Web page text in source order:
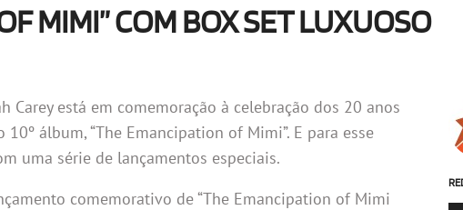
MIMI” COM BOX SET LUXUOSO
Carey está em comemoração à celebração dos 20 anos
álbum, “The Emancipation of Mimi”. E para esse
uma série de lançamentos especiais.
comemorativo de “The Emancipation of Mimi